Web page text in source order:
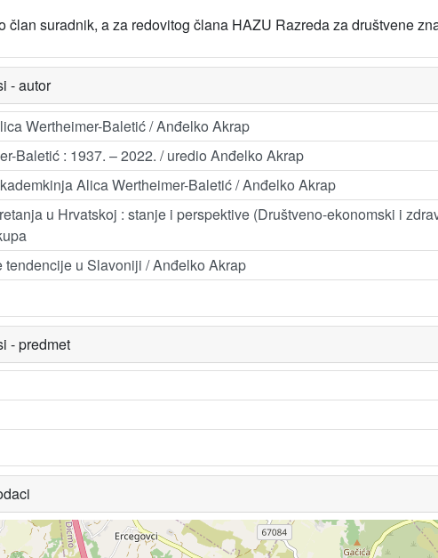
član suradnik, a za redovitog člana HAZU Razreda za društvene
- autor
Wertheimer-Baletić / Anđelko Akrap
Baletić : 1937. – 2022. / uredio Anđelko Akrap
Alica Wertheimer-Baletić / Anđelko Akrap
u Hrvatskoj : stanje i perspektive (Društveno-ekonomski i
tendencije u Slavoniji / Anđelko Akrap
- predmet